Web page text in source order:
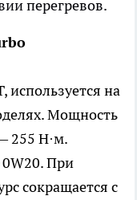
перегревов.
используется на
Мощность
255 Н·м.
При
сокращается с